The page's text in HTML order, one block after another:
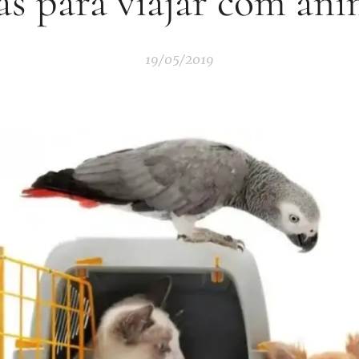
19/05/2019